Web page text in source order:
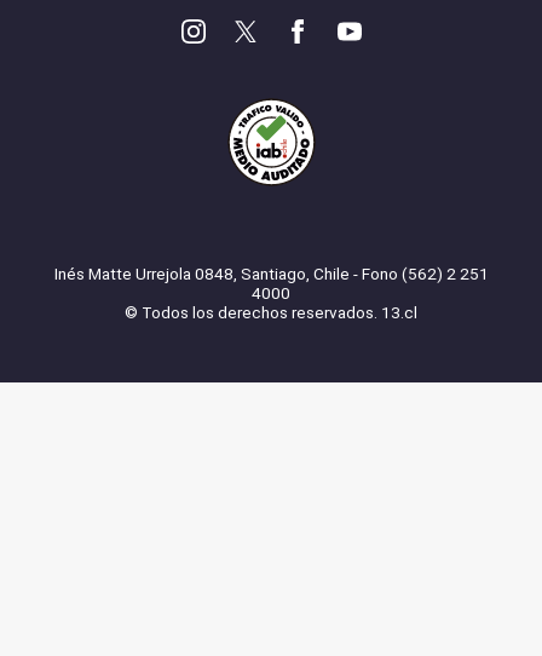
Inés Matte Urrejola 0848, Santiago, Chile - Fono (562) 2 251
4000
© Todos los derechos reservados. 13.cl